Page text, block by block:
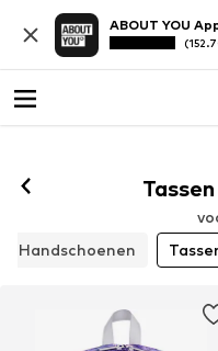
ABOUT YOU
Handschoenen